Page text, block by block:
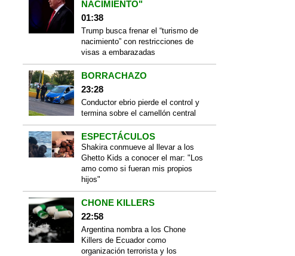
NACIMIENTO"
01:38
Trump busca frenar el “turismo de
nacimiento” con restricciones de
visas a embarazadas
BORRACHAZO
23:28
Conductor ebrio pierde el control y
termina sobre el camellón central
ESPECTÁCULOS
Shakira conmueve al llevar a los
Ghetto Kids a conocer el mar: "Los
amo como si fueran mis propios
hijos"
CHONE KILLERS
22:58
Argentina nombra a los Chone
Killers de Ecuador como
organización terrorista y los